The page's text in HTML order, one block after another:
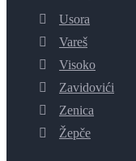
Usora
Vareš
Visoko
Zavidovići
Zenica
Žepče